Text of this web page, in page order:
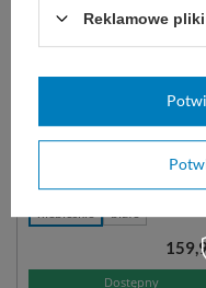
(2 rolki) W1 i W2 - Tork
Bardzo mocny,
papier skutecznie pochłania
rozmaite zanieczyszczenia -
tym wodę i olej. ref: 130072
Dostępny
Reklamowe